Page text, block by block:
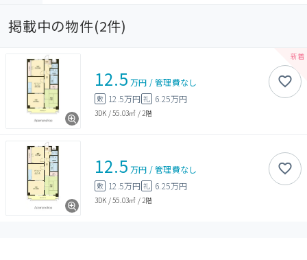
掲載中の物件(2件)
12.5 万円 /管理費なし
敷 12.5万円 礼 6.25万円
3DK /55.03㎡ / 2階
12.5 万円 /管理費なし
敷 12.5万円 礼 6.25万円
3DK /55.03㎡ / 2階